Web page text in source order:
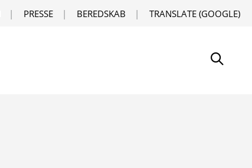
PRESSE BEREDSKAB TRANSLATE (GOOGLE)
Søg